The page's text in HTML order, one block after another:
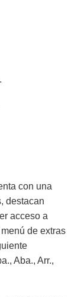
con una
destacan
acceso a
de extras
Aba., Arr.,